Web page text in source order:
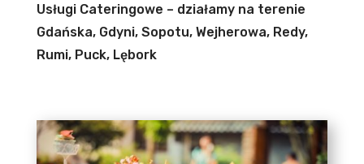
Usługi Cateringowe – działamy na terenie
Gdańska, Gdyni, Sopotu, Wejherowa, Redy,
Rumi, Puck, Lębork